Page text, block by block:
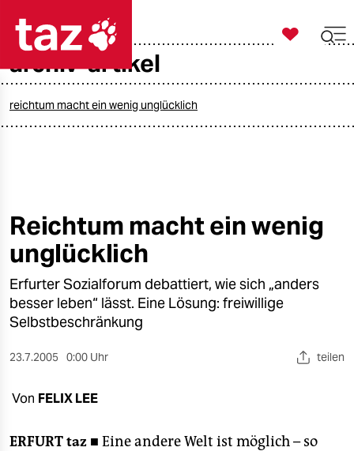
taz zahl ich
öko
gesellschaft
kultur
sport
berlin
nord

taz zahl ich
archiv-artikel
reichtum macht ein wenig unglücklich
Reichtum macht ein wenig
unglücklich
Erfurter Sozialforum debattiert, wie sich „anders
besser leben“ lässt. Eine Lösung: freiwillige
Selbstbeschränkung
23.7.2005 0:00 Uhr teilen
Von FELIX LEE
ERFURTtaz ■ Eine andere Welt ist möglich – so